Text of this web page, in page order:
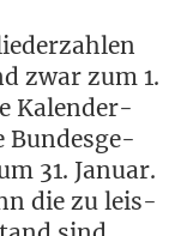
zwar zum 1.
Kalen­der­
Bun­des­ge­
31. Januar.
die zu leis­